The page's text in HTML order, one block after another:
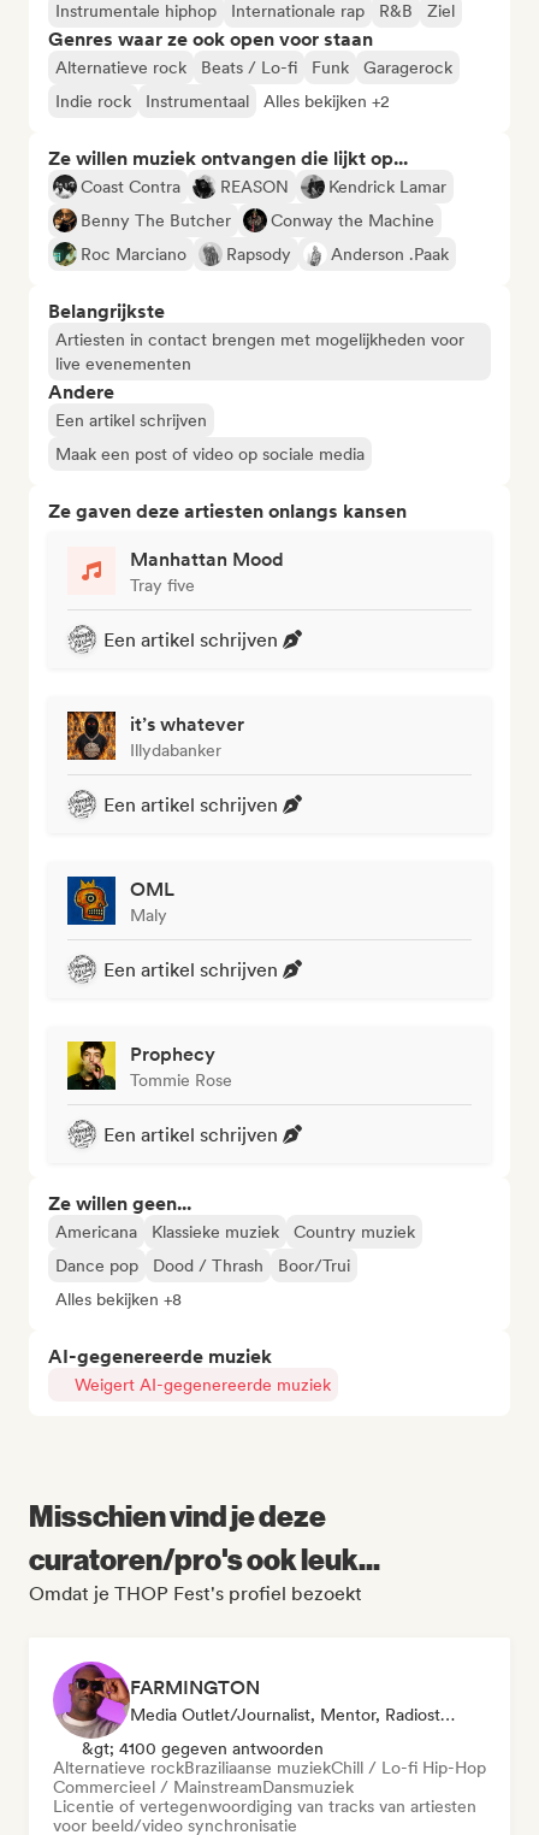
Instrumentale hiphop
Internationale rap R&B Ziel
Genres waar ze ook open voor staan
Alternatieve rock Beats / Lo-fi Funk
Garagerock
Indie rock
Instrumentaal Alles bekijken +2
Ze willen muziek ontvangen die lijkt op...
Coast Contra REASON
Kendrick Lamar
Benny The Butcher
Conway the Machine
Roc Marciano
Rapsody Anderson .Paak
Belangrijkste
Artiesten in contact brengen met mogelijkheden voor
live evenementen
Andere
Een artikel schrijven
Maak een post of video op sociale media
Ze gaven deze artiesten onlangs kansen
Manhattan Mood
Tray five
Een artikel schrijven
it’s whatever
Illydabanker
Een artikel schrijven
OML
Maly
Een artikel schrijven
Prophecy
Tommie Rose
Een artikel schrijven
Ze willen geen...
Americana Klassieke muziek
Country muziek
Dance pop
Dood / Thrash
Boor/Trui
Alles bekijken +8
AI-gegenereerde muziek
Weigert AI-gegenereerde muziek
Misschien vind je deze
curatoren/pro's ook leuk...
Omdat je THOP Fest's profiel bezoekt
FARMINGTON
Media Outlet/Journalist, Mentor, Radiostation, Sync Supervisor
&gt; 4100 gegeven antwoorden
Alternatieve rockBraziliaanse muziekChill / Lo-fi Hip-Hop
Commercieel / MainstreamDansmuziek
Licentie of vertegenwoordiging van tracks van artiesten
voor beeld/video synchronisatie